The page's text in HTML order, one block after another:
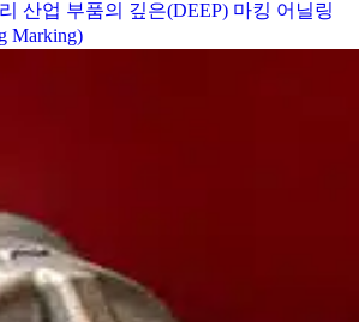
산업 부품의 깊은(DEEP) 마킹 어닐링
Marking)